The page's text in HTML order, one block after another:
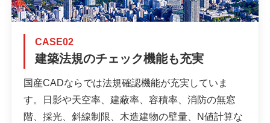
CASE02
建築法規のチェック機能も充実
国産CADならでは法規確認機能が充実していま
す。日影や天空率、建蔽率、容積率、消防の無窓
階、採光、斜線制限、木造建物の壁量、N値計算な